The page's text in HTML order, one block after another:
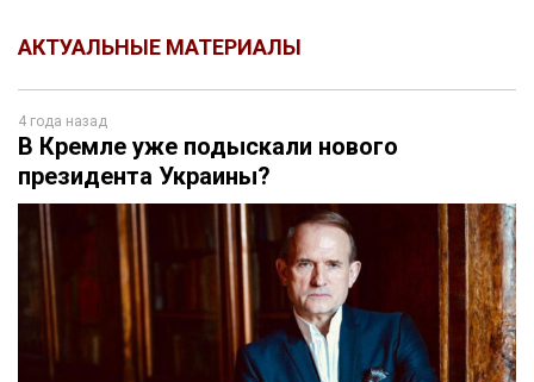
АКТУАЛЬНЫЕ МАТЕРИАЛЫ
4 года назад
В Кремле уже подыскали нового
президента Украины?